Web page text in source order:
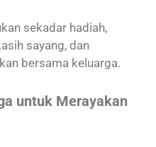
sekadar hadiah,
sayang, dan
bersama keluarga.
untuk Merayakan